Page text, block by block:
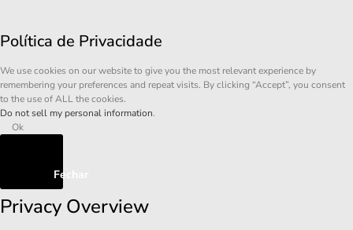
Política de Privacidade
We use cookies on our website to give you the most relevant experience by
remembering your preferences and repeat visits. By clicking “Accept”, you consent
to the use of ALL the cookies.
Do not sell my personal information.
Ok
Fechar
Privacy Overview